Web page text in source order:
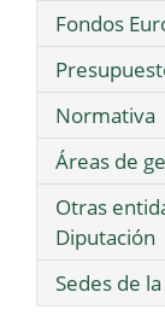
Fondos
Normativa
Áreas de
Otras
Diputación
Sedes de